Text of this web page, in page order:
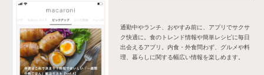
通勤中やランチ、おやすみ前に、アプリでサクサ
ク快適に。食のトレンド情報や簡単レシピに毎日
出会えるアプリ。内食・外食問わず、グルメや料
理、暮らしに関する幅広い情報を楽しめます。